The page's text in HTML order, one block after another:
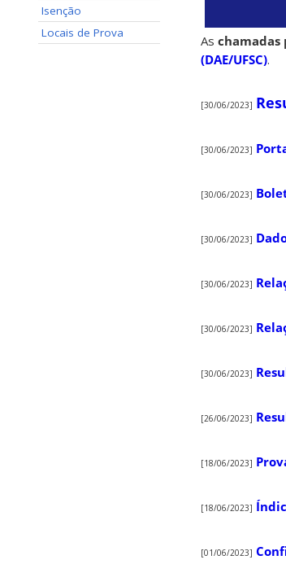
Isenção
Locais de Prova
As chamadas
(DAE/UFSC).
[30/06/2023]
[30/06/2023]
[30/06/2023]
[30/06/2023]
[30/06/2023]
[30/06/2023]
[30/06/2023]
[26/06/2023]
[18/06/2023]
[18/06/2023]
[01/06/2023]